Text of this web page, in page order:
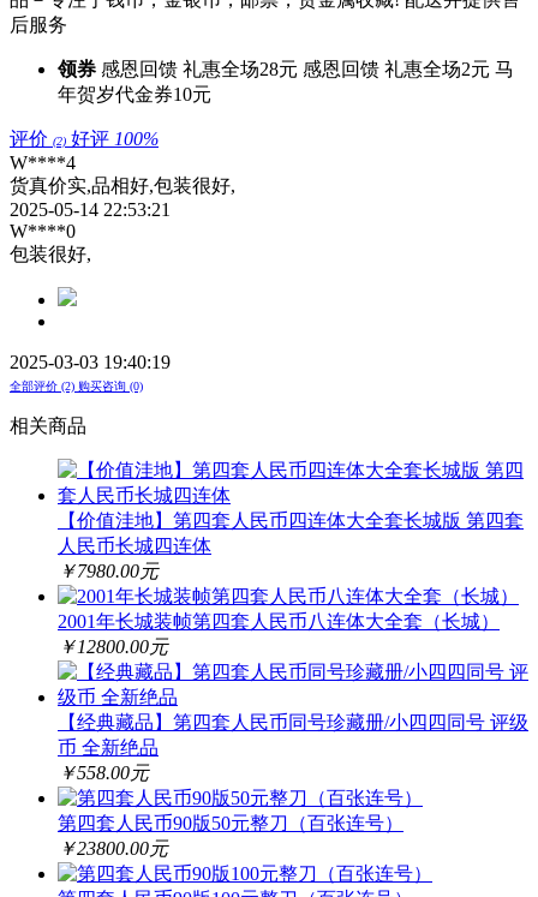
后服务
领券 感恩回馈 礼惠全场28元 感恩回馈 礼惠全场2元 马
年贺岁代金券10元
评价 (2) 好评 100%
W****4
货真价实,品相好,包装很好,
2025-05-14 22:53:21
W****0
包装很好,
2025-03-03 19:40:19
全部评价 (2) 购买咨询 (0)
相关商品
【价值洼地】第四套人民币四连体大全套长城版 第四套
人民币长城四连体
￥7980.00元
2001年长城装帧第四套人民币八连体大全套（长城）
￥12800.00元
【经典藏品】第四套人民币同号珍藏册/小四四同号 评级
币 全新绝品
￥558.00元
第四套人民币90版50元整刀（百张连号）
￥23800.00元